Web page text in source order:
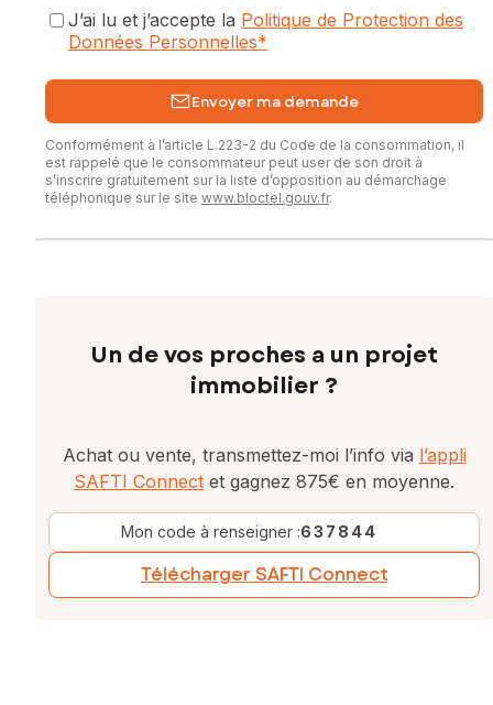
J’ai lu et j’accepte la Politique de Protection des
Données Personnelles*
Envoyer ma demande
Conformément à l’article L.223-2 du Code de la consommation, il
est rappelé que le consommateur peut user de son droit à
s’inscrire gratuitement sur la liste d’opposition au démarchage
téléphonique sur le site www.bloctel.gouv.fr.
Un de vos proches a un projet
immobilier ?
Achat ou vente, transmettez-moi l’info via l’appli
SAFTI Connect et gagnez 875€ en moyenne.
Mon code à renseigner :637844
Télécharger SAFTI Connect